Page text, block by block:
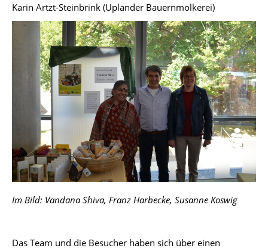
Karin Artzt-Steinbrink (Upländer Bauernmolkerei)
Im Bild: Vandana Shiva, Franz Harbecke, Susanne Koswig
Das Team und die Besucher haben sich über einen